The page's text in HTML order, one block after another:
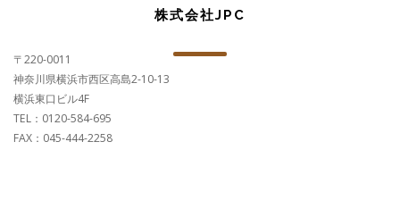
株式会社JPC
〒220-0011
神奈川県横浜市西区高島2-10-13
横浜東口ビル4F
TEL：0120-584-695
FAX：045-444-2258